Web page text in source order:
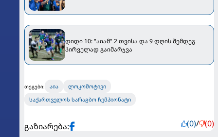
დიდი 10: "აიამ" 2 თვისა და 9 დღის შემდეგ
პირველად გაიმარჯვა
თეგები: აია
ლოკომოტივი
საქართველოს სარაგბო ჩემპიონატი
გაზიარება: (0)/ (0)